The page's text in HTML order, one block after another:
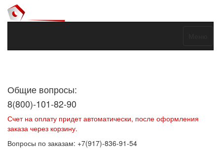
Общие вопросы:
8(800)-101-82-90
Счет на оплату придет автоматически, после оформления
заказа через корзину.
Вопросы по заказам: +7(917)-836-91-54